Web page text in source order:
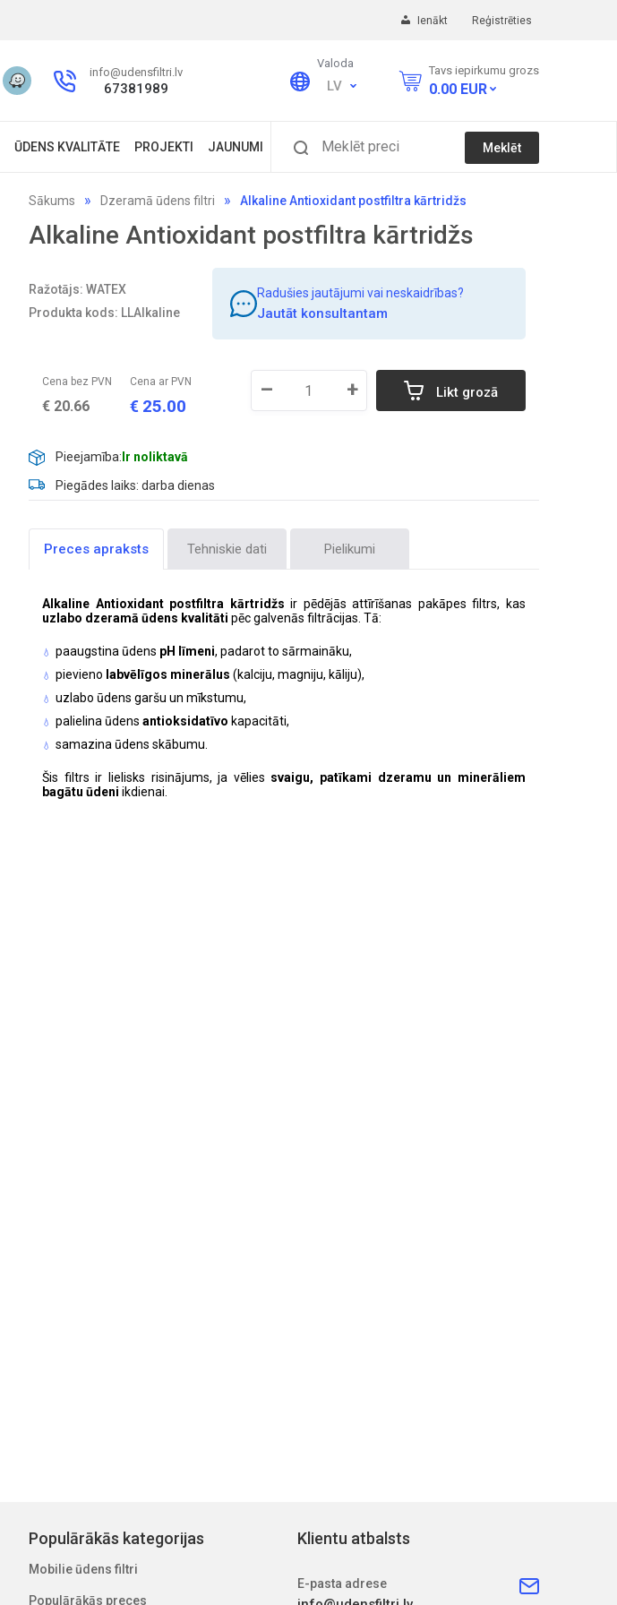
Ienākt Reģistrēties
info@udensfiltri.lv
67381989
Valoda
LV
Tavs iepirkumu grozs
0.00 EUR
ŪDENS KVALITĀTE PROJEKTI JAUNUMI Meklēt preci Meklēt
Sākums Dzeramā ūdens filtri Alkaline Antioxidant postfiltra kārtridžs
Alkaline Antioxidant postfiltra kārtridžs
Ražotājs: WATEX
Produkta kods: LLAlkaline
Radušies jautājumi vai neskaidrības?
Jautāt konsultantam
Cena bez PVN
€ 20.66
Cena ar PVN
€ 25.00
– + Likt grozā
Pieejamība: Ir noliktavā
Piegādes laiks: darba dienas
Preces apraksts Tehniskie dati Pielikumi
Alkaline Antioxidant postfiltra kārtridžsir pēdējās attīrīšanas pakāpes filtrs, kas
uzlabo dzeramā ūdens kvalitāti pēc galvenās filtrācijas. Tā:
paaugstina ūdens pH līmeni, padarot to sārmaināku,
pievieno labvēlīgos minerālus (kalciju, magniju, kāliju),
uzlabo ūdens garšu un mīkstumu,
palielina ūdens antioksidatīvo kapacitāti,
samazina ūdens skābumu.
Šis filtrs ir lielisks risinājums, ja vēlies svaigu, patīkami dzeramu un minerāliem
bagātu ūdeni ikdienai.
Populārākās kategorijas
Mobilie ūdens filtri
Populārākās preces
Klientu atbalsts
E-pasta adrese